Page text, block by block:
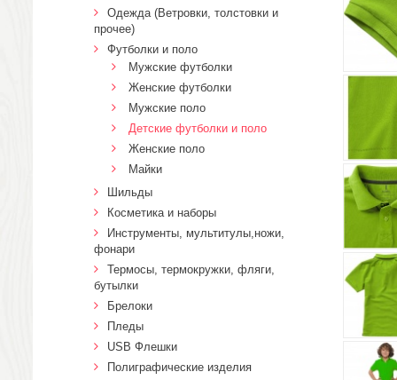
Одежда (Ветровки, толстовки и
прочее)
Футболки и поло
Мужские футболки
Женские футболки
Мужские поло
Детские футболки и поло
Женские поло
Майки
Шильды
Косметика и наборы
Инструменты, мультитулы,ножи,
фонари
Термосы, термокружки, фляги,
бутылки
Брелоки
Пледы
USB Флешки
Полиграфические изделия